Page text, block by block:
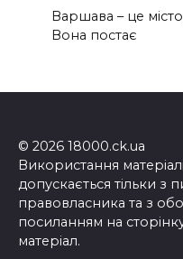
Варшава – це
Вона постає
© 2026 18000.ck.ua
Використання
допускається тільки з
правовласника та з
посиланням на
матеріал.